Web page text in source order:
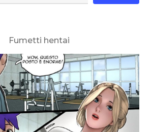
Fumetti hentai